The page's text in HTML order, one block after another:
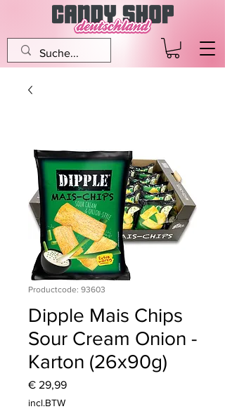
Productcode: 93603
Dipple Mais Chips
Sour Cream Onion -
Karton (26x90g)
€ 29,99Prijs
incl.BTW